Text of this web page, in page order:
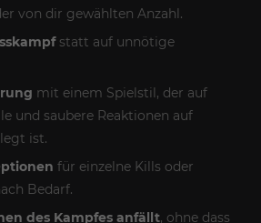
von dir gewählten Anzahl.
statt auf unnötige
mit einem Spielstil, der auf
und saubere Reaktionen auf
ist.
für einzelne Kills oder
Bedarf.
des Kampfes anfällt, ohne dass